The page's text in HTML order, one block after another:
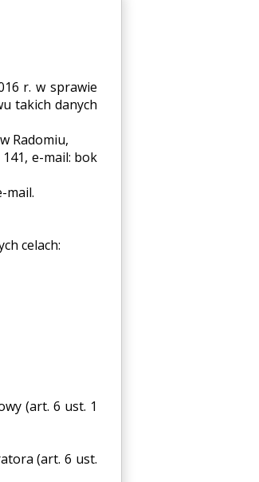
r. w sprawie
takich danych
Radomiu,
141, e-mail: bok
mail.
celach:
(art. 6 ust. 1
(art. 6 ust.